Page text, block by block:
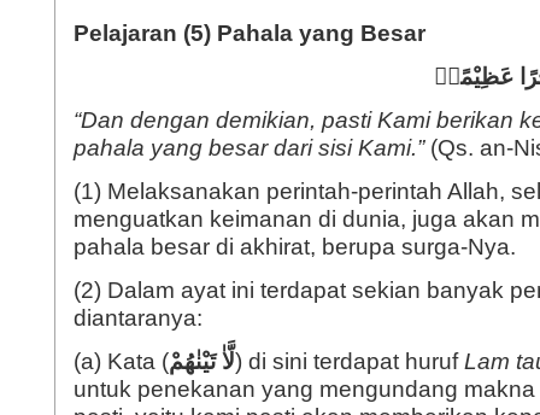
Pelajaran (5) Pahala yang Besar
عَظِيْمًاۙ
“Dan dengan demikian, pasti Kami berikan
pahala yang besar dari sisi Kami.”(Qs. an-
(1) Melaksanakan perintah-perintah Allah,
menguatkan keimanan di dunia, juga akan
pahala besar di akhirat, berupa surga-Nya.
(2) Dalam ayat ini terdapat sekian banyak
diantaranya:
(a) Kata (لَّاٰ تَيْنٰهُمْ) di sini terdapat hurufLam
untuk penekanan yang mengundang